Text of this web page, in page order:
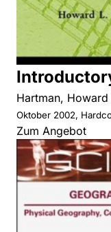
Hartman,
Oktober 2002,
Zum Angebot